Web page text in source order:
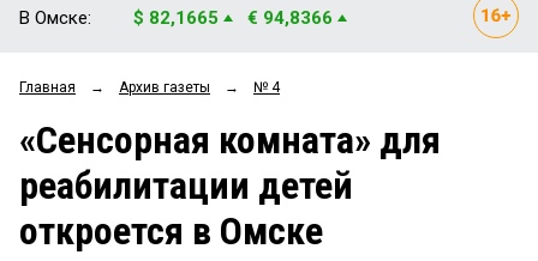
ОБЩЕСТВО
ЗАКОН
НОВОСТИ КОМПАНИЙ
Рейтинги
Блоги
Архив
В Омске: $ 82,1665 € 94,8366
Главная → Архив газеты → № 4
«Сенсорная комната» для
реабилитации детей
откроется в Омске